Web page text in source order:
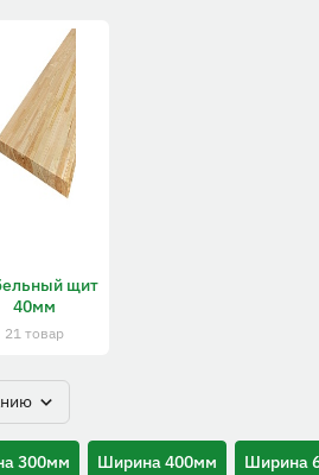
щит
40мм
21 товар
300мм Ширина 400мм Ширина